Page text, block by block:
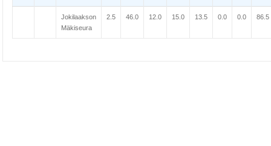
Jokilaakson
Mäkiseura
2.5 46.0 12.0 15.0 13.5 0.0 0.0 86.5